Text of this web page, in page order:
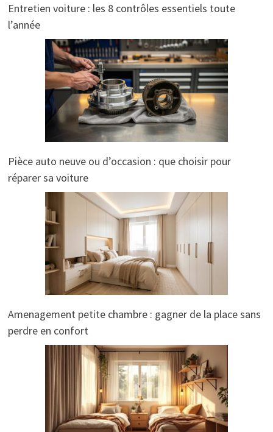
Entretien voiture : les 8 contrôles essentiels toute
l’année
Pièce auto neuve ou d’occasion : que choisir pour
réparer sa voiture
Amenagement petite chambre : gagner de la place sans
perdre en confort